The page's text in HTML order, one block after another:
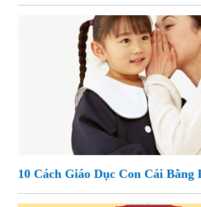
10 Cách Giáo Dục Con Cái Bằng